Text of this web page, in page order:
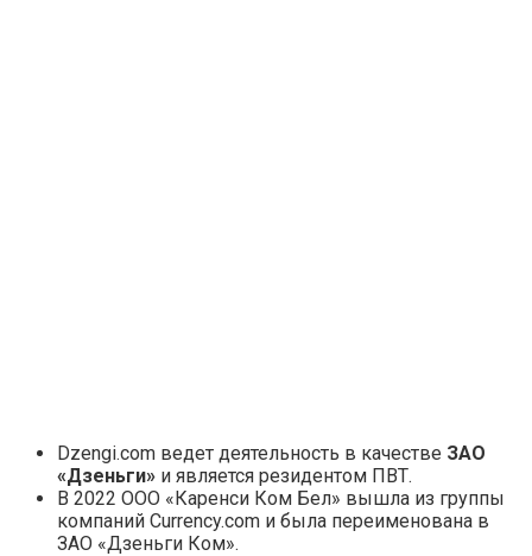
Dzengi.com ведет деятельность в качестве ЗАО
«Дзеньги» и является резидентом ПВТ.
В 2022 ООО «Каренси Ком Бел» вышла из группы
компаний Currency.com и была переименована в
ЗАО «Дзеньги Ком».